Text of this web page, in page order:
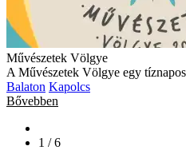
Művészetek Völgye
A Művészetek Völgye egy
Balaton Kapolcs
Bővebben
1 / 6